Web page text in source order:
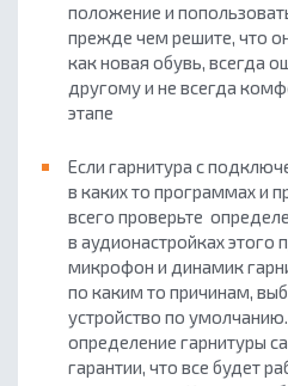
положение и
прежде чем решите, что
как новая обувь, всегда
другому и не всегда
этапе
Если гарнитура с
в каких то программах и
всего проверьте
в аудионастройках этого
микрофон и динамик
по каким то причинам,
устройство по
определение гарнитуры
гарантии, что все будет